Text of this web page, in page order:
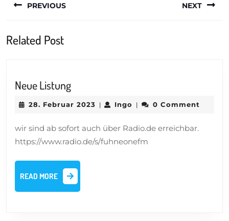
PREVIOUS
post:
NEXT
Related Post
Neue ListungNeue
28. Februar 2023 28.
| Ingo Ingo
| 0 Comment
wir sind ab sofort auch über Radio.de erreichbar.
https://www.radio.de/s/fuhneonefm
READ MORE
READ
MORE